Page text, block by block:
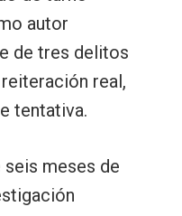
autor
de tres delitos
real,
tentativa.
seis meses de